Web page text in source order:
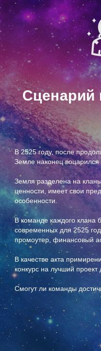
Сценарий
В 2525 году, после
Земле наконец
Земля разделена на
ценности, имеет свои
особенности.
В команде каждого клана
современных для 2525
промоутер, финансовый
В качестве акта
конкурс на лучший
Смогут ли команды